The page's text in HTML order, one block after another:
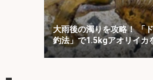
大雨後の濁りを攻略！ 「
釣法」で1.5kgアオリイカ